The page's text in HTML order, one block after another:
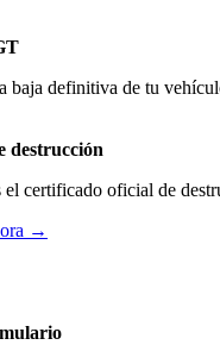
baja definitiva de tu
destrucción
el certificado oficial de
→